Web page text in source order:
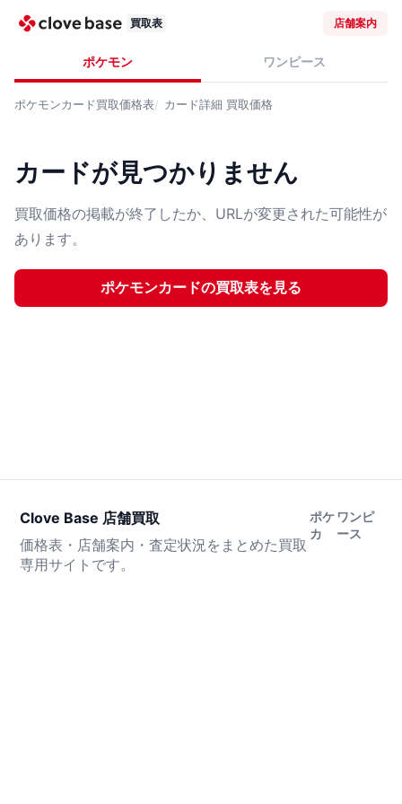
買取表 店舗案内
ポケモン ワンピース
ポケモンカード買取価格表 カード詳細 買取価格
カードが見つかりません
買取価格の掲載が終了したか、URLが変更された可能性が
あります。
ポケモンカードの買取表を見る
Clove Base 店舗買取
価格表・店舗案内・査定状況をまとめた買取
専用サイトです。
ポケ
カ
ワンピ
ース